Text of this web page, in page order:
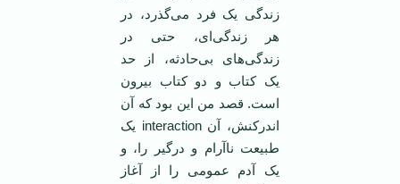
زندگی یک فرد می‌گذرد، در
هر زندگی‌ای، حتی در
زندگی‌های بی‌حادثه، از حد
یک کتاب و دو کتاب بیرون
است. قصد من این بود که آن
اندرکنش، آن interaction یک
طبیعت ناآرام و درگیر را، و
یک آدم عمومی را از آغاز